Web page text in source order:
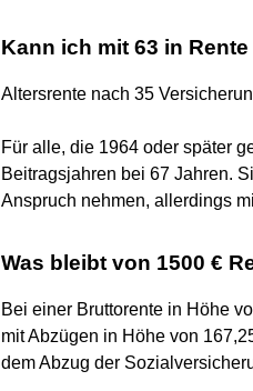
Kann ich mit 63 in
Altersrente nach 35
Für alle, die 1964 oder später
Beitragsjahren bei 67 Jahren.
Anspruch nehmen, allerdings
Was bleibt von 1500 €
Bei einer Bruttorente in Höhe
mit Abzügen in Höhe von
dem Abzug der